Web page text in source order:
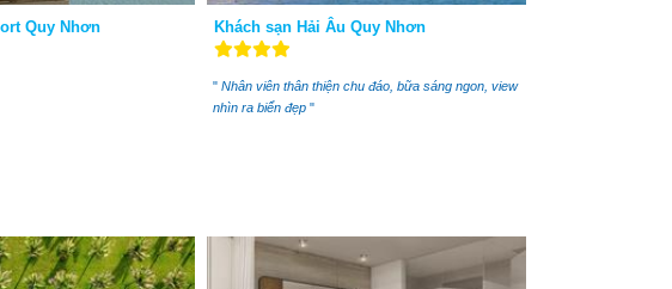
Quy Nhơn Khách sạn Hải Âu Quy Nhơn
"Nhân viên thân thiện chu đáo, bữa sáng ngon, view
nhìn ra biển đẹp "